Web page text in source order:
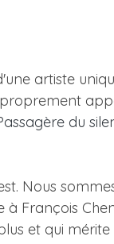
artiste
du
Nous
François
et qui